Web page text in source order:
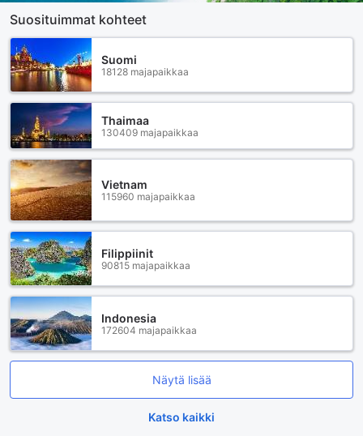
Suosituimmat kohteet
Suomi
18128 majapaikkaa
Thaimaa
130409 majapaikkaa
Vietnam
115960 majapaikkaa
Filippiinit
90815 majapaikkaa
Indonesia
172604 majapaikkaa
Näytä lisää
Katso kaikki